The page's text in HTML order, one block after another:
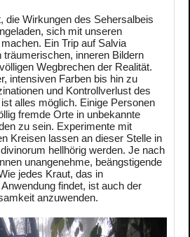
die Wirkungen des Sehersalbeis
sich mit unseren
Ein Trip auf Salvia
inneren Bildern
Wegbrechen der Realität.
intensiven Farben bis hin zu
und Kontrollverlust des
alles möglich. Einige Personen
fremde Orte in unbekannte
zu sein. Experimente mit
Kreisen lassen an dieser Stelle in
hellhörig werden. Je nach
unangenehme, beängstigende
jedes Kraut, das in
findet, ist auch der
anzuwenden.